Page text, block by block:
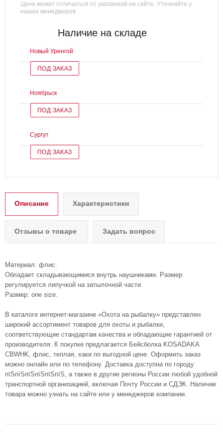
Цена может отличаться от указанной на сайте. Уточняйте у
наших менеджеров
Наличие на складе
Новый Уренгой
ПОД ЗАКАЗ
Ноябрьск
ПОД ЗАКАЗ
Сургут
ПОД ЗАКАЗ
Описание Характеристики
Отзывы о товаре Задать вопрос
Материал: флис.
Обладает складывающимися внутрь наушниками. Размер
регулируется липучкой на затылочной части.
Размер: one size.
В каталоге интернет-магазине «Охота на рыбалку» представлен
широкий ассортимент товаров для охоты и рыбалки,
соответствующие стандартам качества и обладающие гарантией от
производителя. К покупке предлагается Бейсболка KOSADAKA
CBWHK, флис, теплая, хаки по выгодной цене. Оформить заказ
можно онлайн или по телефону. Доставка доступна по городу
пїЅпїЅпїЅпїЅпїЅпїЅ, а также в другие регионы России любой удобной
транспортной организацией, включая Почту России и СДЭК. Наличие
товара можно узнать на сайте или у менеджеров компании.